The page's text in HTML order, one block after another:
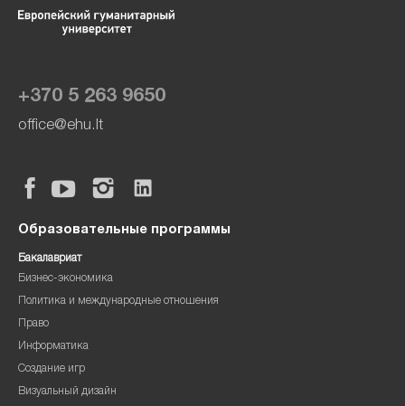
+370 5 263 9650
office@ehu.lt
Образовательные программы
Бакалавриат
Бизнес-экономика
Политика и международные отношения
Право
Информатика
Создание игр
Визуальный дизайн